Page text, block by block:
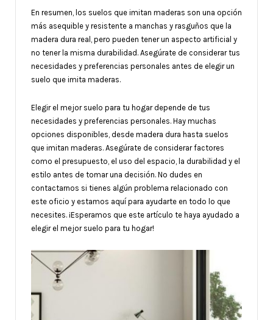
En resumen, los suelos que imitan maderas son una opción
más asequible y resistente a manchas y rasguños que la
madera dura real, pero pueden tener un aspecto artificial y
no tener la misma durabilidad. Asegúrate de considerar tus
necesidades y preferencias personales antes de elegir un
suelo que imita maderas.
Elegir el mejor suelo para tu hogar depende de tus
necesidades y preferencias personales. Hay muchas
opciones disponibles, desde madera dura hasta suelos
que imitan maderas. Asegúrate de considerar factores
como el presupuesto, el uso del espacio, la durabilidad y el
estilo antes de tomar una decisión. No dudes en
contactarnos si tienes algún problema relacionado con
este oficio y estamos aquí para ayudarte en todo lo que
necesites. ¡Esperamos que este artículo te haya ayudado a
elegir el mejor suelo para tu hogar!